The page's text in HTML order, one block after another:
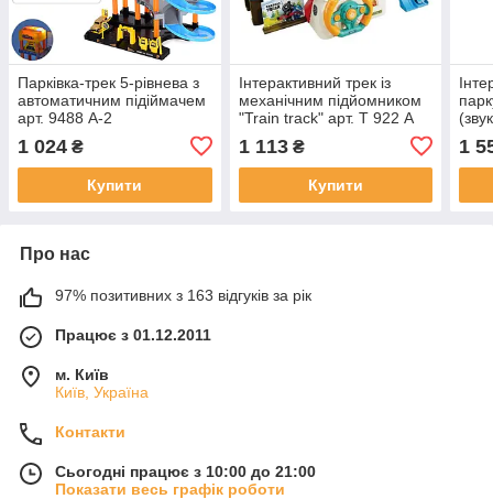
Парківка-трек 5-рівнева з
автоматичним підіймачем
арт. 9488 A-2
1 024 ₴
Купити
Інтерактивний трек із
механічним підйомником
"Train track" арт. Т 922 А
1 113₴
Купити
1
Про нас
97% позитивних з 163 відгуків за рік
Працює з 01.12.2011
м. Київ
Київ, Україна
Контакти
Сьогодні працює з 10:00 до 21:00
Показати весь графік роботи